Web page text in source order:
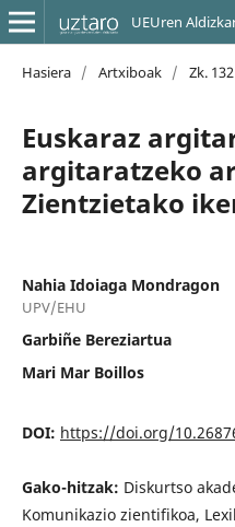
UEUren
Hasiera / Artxiboak / Zk.
Euskaraz
argitaratzeko
Zientzietako
Nahia Idoiaga Mondragon
UPV/EHU
Garbiñe Bereziartua
Mari Mar Boillos
DOI: https://doi.org/
Gako-hitzak: Diskurtso
Komunikazio zientifikoa,